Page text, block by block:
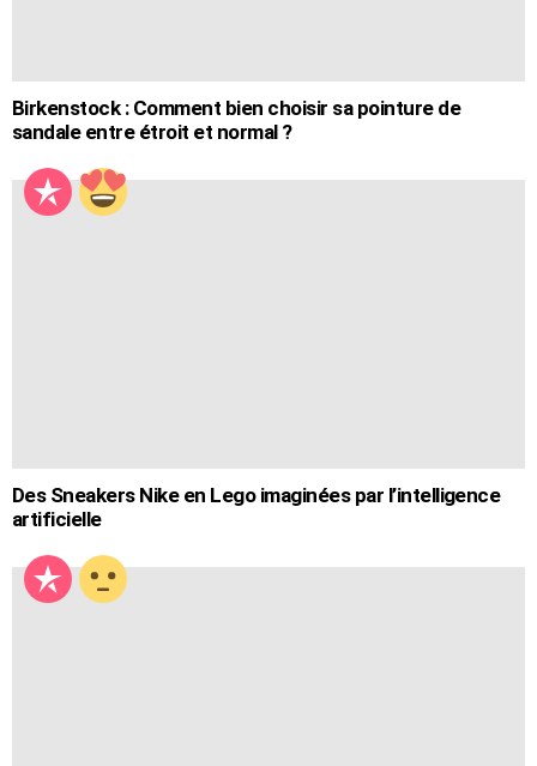
Birkenstock : Comment bien choisir sa pointure de
sandale entre étroit et normal ?
Des Sneakers Nike en Lego imaginées par l’intelligence
artificielle